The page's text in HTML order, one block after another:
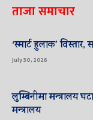
ताजा समाचार
‘स्मार्ट हुलाक’
July 30, 2026
लुम्बिनीमा मन्त्रालय
मन्त्रालय